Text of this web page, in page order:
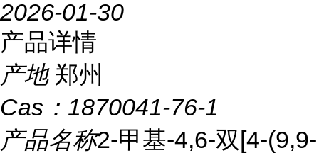
2026-01-30
产品详情
产地 郑州
Cas： 1870041-76-1
产品名称2-甲基-4,6-双[4-(9,9-